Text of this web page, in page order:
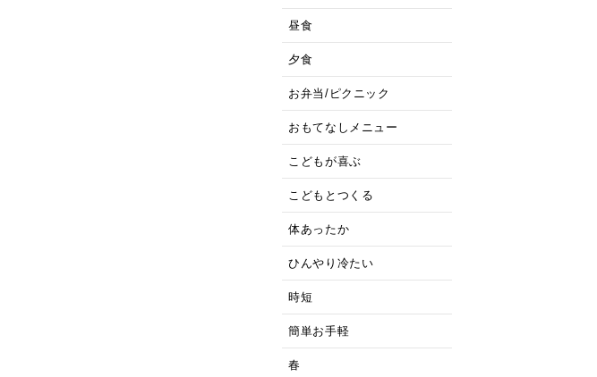
昼食
夕食
お弁当/ピクニック
おもてなしメニュー
こどもが喜ぶ
こどもとつくる
体あったか
ひんやり冷たい
時短
簡単お手軽
春